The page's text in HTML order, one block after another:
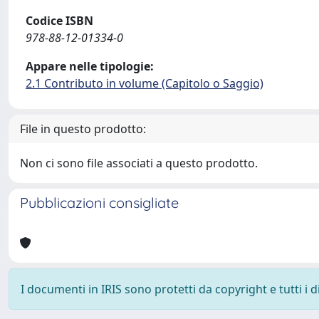
Codice ISBN
978-88-12-01334-0
Appare nelle tipologie:
2.1 Contributo in volume (Capitolo o Saggio)
File in questo prodotto:
Non ci sono file associati a questo prodotto.
Pubblicazioni consigliate
I documenti in IRIS sono protetti da copyright e tutti i